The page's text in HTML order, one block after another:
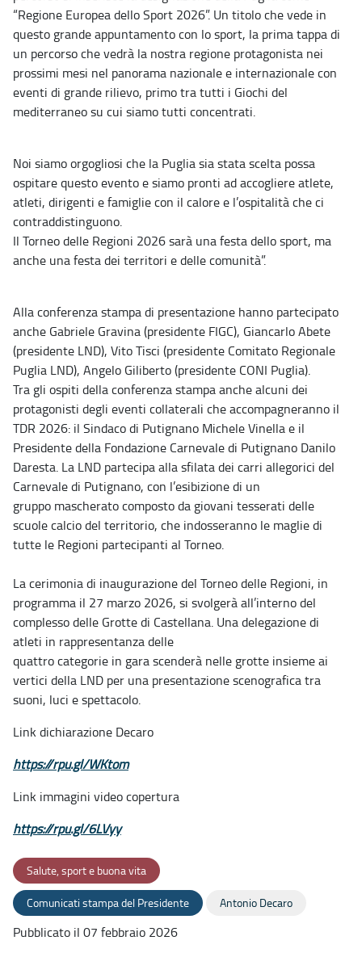
“Regione Europea dello Sport 2026”. Un titolo che vede in
questo grande appuntamento con lo sport, la prima tappa di
un percorso che vedrà la nostra regione protagonista nei
prossimi mesi nel panorama nazionale e internazionale con
eventi di grande rilievo, primo tra tutti i Giochi del
mediterraneo su cui siamo tutti concentrati.
Noi siamo orgogliosi che la Puglia sia stata scelta possa
ospitare questo evento e siamo pronti ad accogliere atlete,
atleti, dirigenti e famiglie con il calore e l’ospitalità che ci
contraddistinguono.
Il Torneo delle Regioni 2026 sarà una festa dello sport, ma
anche una festa dei territori e delle comunità”.
Alla conferenza stampa di presentazione hanno partecipato
anche Gabriele Gravina (presidente FIGC), Giancarlo Abete
(presidente LND), Vito Tisci (presidente Comitato Regionale
Puglia LND), Angelo Giliberto (presidente CONI Puglia).
Tra gli ospiti della conferenza stampa anche alcuni dei
protagonisti degli eventi collaterali che accompagneranno il
TDR 2026: il Sindaco di Putignano Michele Vinella e il
Presidente della Fondazione Carnevale di Putignano Danilo
Daresta. La LND partecipa alla sfilata dei carri allegorici del
Carnevale di Putignano, con l’esibizione di un
gruppo mascherato composto da giovani tesserati delle
scuole calcio del territorio, che indosseranno le maglie di
tutte le Regioni partecipanti al Torneo.
La cerimonia di inaugurazione del Torneo delle Regioni, in
programma il 27 marzo 2026, si svolgerà all’interno del
complesso delle Grotte di Castellana. Una delegazione di
atleti in rappresentanza delle
quattro categorie in gara scenderà nelle grotte insieme ai
vertici della LND per una presentazione scenografica tra
suoni, luci e spettacolo.
Link dichiarazione Decaro
https://rpu.gl/WKtom
Link immagini video copertura
https://rpu.gl/6LVyy
Salute, sport e buona vita
Comunicati stampa del Presidente Antonio Decaro
Pubblicato il 07 febbraio 2026